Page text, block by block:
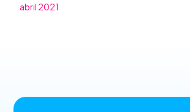
abril 2021